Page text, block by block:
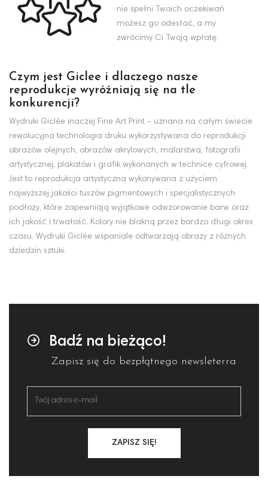
nie spełni Twoich oczekiwań
możesz go odesłać, a my
zwrócimy Ci Twoją wpłatę.
Czym jest Giclee i dlaczego nasze
reprodukcje wyróżniają się na tle
konkurencji?
Wydruki Giclée inaczej Fine Art Print - uznana na całym świecie
rewolucyjna technologia druku wykorzystywana do reprodukcji
obrazów olejnych, obrazów akrylowych, malarstwa, fotografii
artystycznej, plakatów i grafik wykonanych w technice cyfrowej.
Jest to reprodukcja artystyczna wykonywana z użyciem
najwyższej jakości tuszów pigmentowych i specjalistycznych
podłoży, które zapewniają wyjątkowe odwzorowanie barw oraz
ich jakość i trwałość. Kolory nie blakną przez bardzo długi okres
czasu. Wydruki Giclée wspaniale odtwarzają obrazy z różnych
dziedzin sztuki.
Badź na bieżąco!
Zapisz się do bezpłątnego newsleterra
ZAPISZ SIĘ!